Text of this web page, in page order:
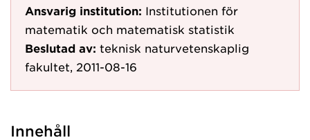
Ansvarig institution: Institutionen för
matematik och matematisk statistik
Beslutad av: teknisk naturvetenskaplig
fakultet, 2011-08-16
Innehåll